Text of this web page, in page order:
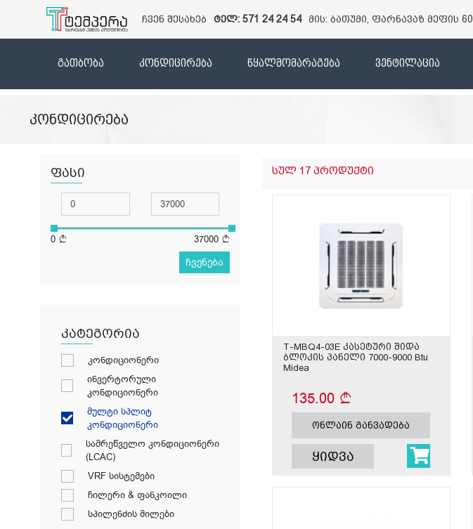
ჩვენ შესახებ ტელ: 571 24 24 54 მის: ბათუმი, ფარნავაზ მეფის 60
გათბობა კონდიცირება წყალმომარაგება ვენტილაცია
კონდიცირება
ფასი
0 37000
ჩვენება
კატეგორია
კონდიციონერი
ინვერტორული
კონდიციონერი
მულტი სპლიტ
კონდიციონერი
სამრეწველო კონდიციონერი
(LCAC)
VRF სისტემები
ჩილერი & ფანკოილი
სპილენძის მილები
სულ 17 პროდუქტი
T-MBQ4-03E კასეტური შიდა
ბლოკის პანელი 7000-9000 Btu
Midea
135.00
ონლაინ განვადება
ყიდვა